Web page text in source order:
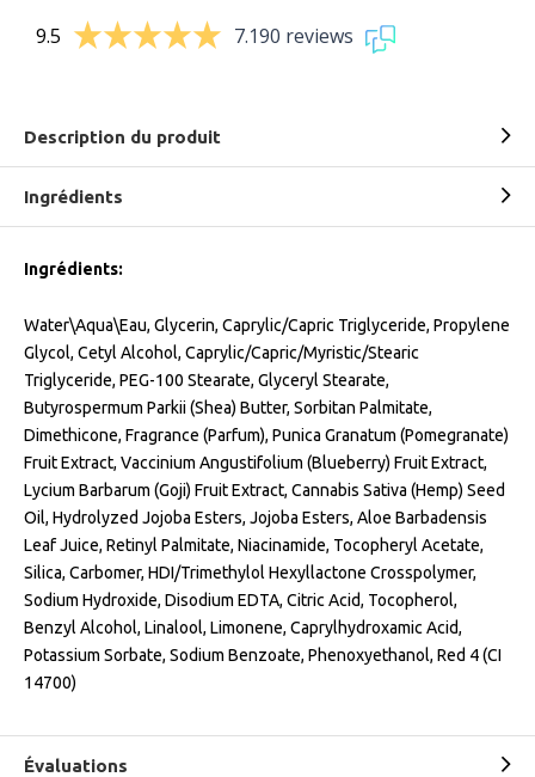
9.5 7.190 reviews
Description du produit
Ingrédients
Ingrédients:
Water\Aqua\Eau, Glycerin, Caprylic/Capric Triglyceride, Propylene
Glycol, Cetyl Alcohol, Caprylic/Capric/Myristic/Stearic
Triglyceride, PEG-100 Stearate, Glyceryl Stearate,
Butyrospermum Parkii (Shea) Butter, Sorbitan Palmitate,
Dimethicone, Fragrance (Parfum), Punica Granatum (Pomegranate)
Fruit Extract, Vaccinium Angustifolium (Blueberry) Fruit Extract,
Lycium Barbarum (Goji) Fruit Extract, Cannabis Sativa (Hemp) Seed
Oil, Hydrolyzed Jojoba Esters, Jojoba Esters, Aloe Barbadensis
Leaf Juice, Retinyl Palmitate, Niacinamide, Tocopheryl Acetate,
Silica, Carbomer, HDI/Trimethylol Hexyllactone Crosspolymer,
Sodium Hydroxide, Disodium EDTA, Citric Acid, Tocopherol,
Benzyl Alcohol, Linalool, Limonene, Caprylhydroxamic Acid,
Potassium Sorbate, Sodium Benzoate, Phenoxyethanol, Red 4 (CI
14700)
Évaluations